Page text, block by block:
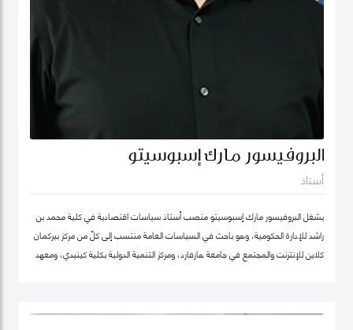
البروفيسور مارك إسبوسيتو
أستاذ
يشغل البروفيسور مارك إسبوسيتو منصب أستاذ سياسات اقتصادية في كلية محمد بن
راشد للإدارة الحكومية، وهو باحث في السياسات العامة منتسب إلى كلّ من مركز بيركمان
كلاين للإنترنت والمجتمع في جامعة هارفارد، ومركز التنمية الدولية بكلية كينيدي، ومعهد
مجال الذكاء الاصطناعي، بما في ذلك Nexus FrontierTech، ومؤسسة AI Native ،